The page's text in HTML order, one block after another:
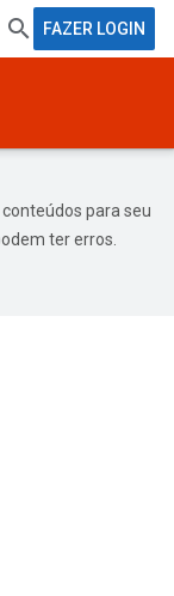
FAZER LOGIN
para seu
ter erros.